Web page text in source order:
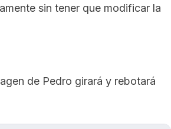
sin tener que modificar la
de Pedro girará y rebotará